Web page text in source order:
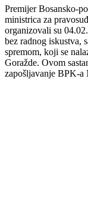
Premijer Bosansko-
ministrica za
organizovali su
bez radnog iskustva,